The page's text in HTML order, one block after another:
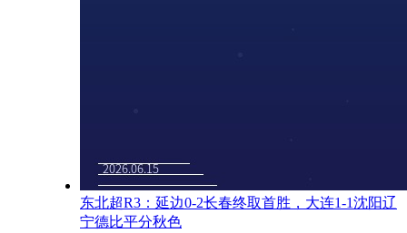
东北超R3：延边0-2长春终取首胜，大连1-1沈阳辽
宁德比平分秋色